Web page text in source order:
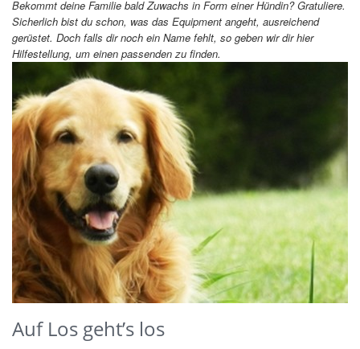
Bekommt deine Familie bald Zuwachs in Form einer Hündin? Gratuliere.
Sicherlich bist du schon, was das Equipment angeht, ausreichend
gerüstet. Doch falls dir noch ein Name fehlt, so geben wir dir hier
Hilfestellung, um einen passenden zu finden.
Auf Los geht’s los